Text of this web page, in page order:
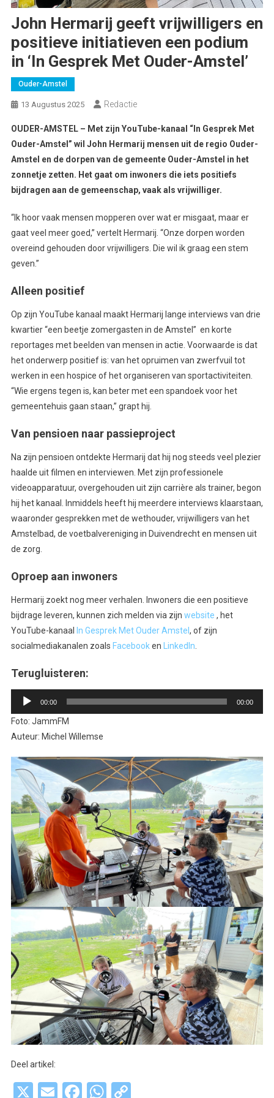
John Hermarij geeft vrijwilligers en
positieve initiatieven een podium
in ‘In Gesprek Met Ouder-Amstel’
Ouder-Amstel
13 Augustus 2025 Redactie
OUDER-AMSTEL – Met zijn YouTube-kanaal “In Gesprek Met
Ouder-Amstel” wil John Hermarij mensen uit de regio Ouder-
Amstel en de dorpen van de gemeente Ouder-Amstel in het
zonnetje zetten. Het gaat om inwoners die iets positiefs
bijdragen aan de gemeenschap, vaak als vrijwilliger.
“Ik hoor vaak mensen mopperen over wat er misgaat, maar er
gaat veel meer goed,” vertelt Hermarij. “Onze dorpen worden
overeind gehouden door vrijwilligers. Die wil ik graag een stem
geven.”
Alleen positief
Op zijn YouTube kanaal maakt Hermarij lange interviews van drie
kwartier “een beetje zomergasten in de Amstel” en korte
reportages met beelden van mensen in actie. Voorwaarde is dat
het onderwerp positief is: van het opruimen van zwerfvuil tot
werken in een hospice of het organiseren van sportactiviteiten.
“Wie ergens tegen is, kan beter met een spandoek voor het
gemeentehuis gaan staan,” grapt hij.
Van pensioen naar passieproject
Na zijn pensioen ontdekte Hermarij dat hij nog steeds veel plezier
haalde uit filmen en interviewen. Met zijn professionele
videoapparatuur, overgehouden uit zijn carrière als trainer, begon
hij het kanaal. Inmiddels heeft hij meerdere interviews klaarstaan,
waaronder gesprekken met de wethouder, vrijwilligers van het
Amstelbad, de voetbalvereniging in Duivendrecht en mensen uit
de zorg.
Oproep aan inwoners
Hermarij zoekt nog meer verhalen. Inwoners die een positieve
bijdrage leveren, kunnen zich melden via zijn website , het
YouTube-kanaal In Gesprek Met Ouder Amstel, of zijn
socialmediakanalen zoals Facebooken LinkedIn
Terugluisteren:
Audiospeler
00:00 00:00
Foto: JammFM
Auteur: Michel Willemse
Deel artikel:
X EmailFacebook
WhatsApp
Copy